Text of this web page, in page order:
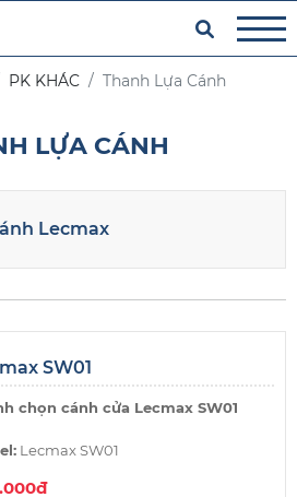
PK KHÁC Thanh Lựa Cánh
LỰA CÁNH
Lecmax
SW01
chọn cánh cửa Lecmax SW01
Lecmax SW01
hiệu: